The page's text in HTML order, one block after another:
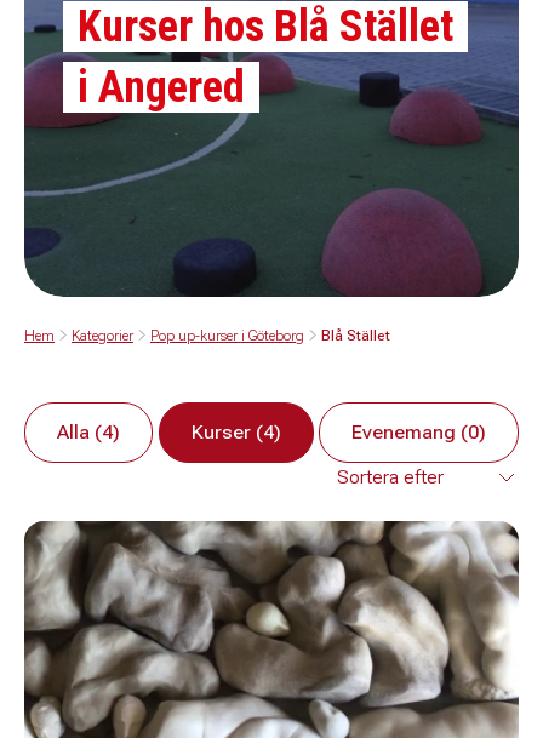
Kurser hos Blå Stället
i Angered
Hem Kategorier Pop up-kurser i Göteborg Blå Stället
Alla (4) Kurser (4) Evenemang (0)